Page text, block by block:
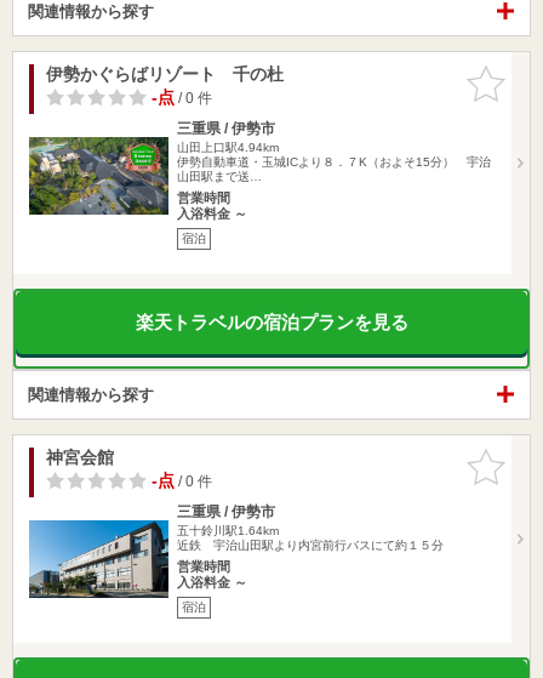
関連情報から探す
お気に入
りに追加
伊勢かぐらばリゾート 千の杜
-点/ 0 件
三重県 / 伊勢市
山田上口駅4.94km
伊勢自動車道・玉城ICより８．７K（およそ15分） 宇治
山田駅まで送…
営業時間
入浴料金 ～
宿泊
楽天トラベルの宿泊プランを見る
関連情報から探す
お気に入
りに追加
神宮会館
-点/ 0 件
三重県 / 伊勢市
五十鈴川駅1.64km
近鉄 宇治山田駅より内宮前行バスにて約１５分
営業時間
入浴料金 ～
宿泊